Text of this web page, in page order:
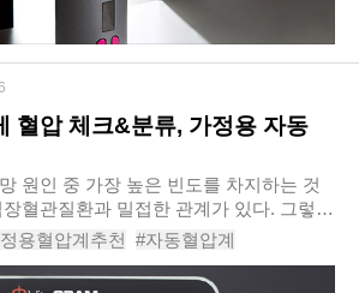
혈압 체크&분류, 가정용 자동
원인 중 가장 높은 빈도를 차지하는 것
혈관질환과 밀접한 관계가 있다. 그렇기
, 자신의 혈압을 지속적으로 확인하는 것
용혈압계추천 #자동혈압계
램전자자동혈압계 #혈압측정